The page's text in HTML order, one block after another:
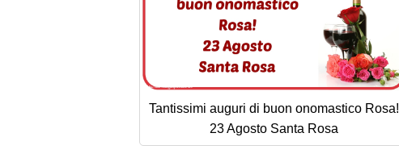
Tantissimi auguri di buon onomastico Rosa!
23 Agosto Santa Rosa